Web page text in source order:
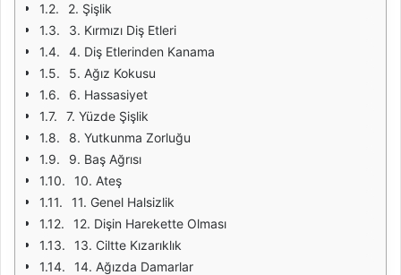
2. Şişlik
3. Kırmızı Diş Etleri
4. Diş Etlerinden Kanama
5. Ağız Kokusu
6. Hassasiyet
7. Yüzde Şişlik
8. Yutkunma Zorluğu
9. Baş Ağrısı
10. Ateş
11. Genel Halsizlik
12. Dişin Harekette Olması
13. Ciltte Kızarıklık
14. Ağızda Damarlar